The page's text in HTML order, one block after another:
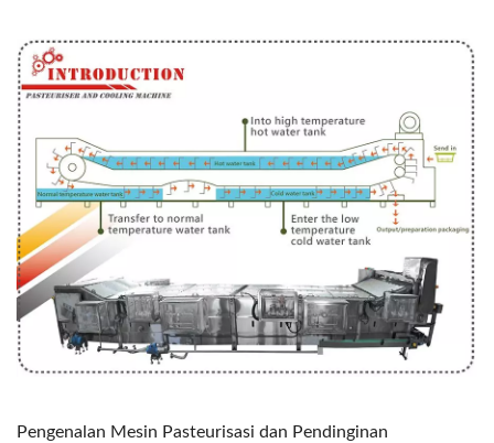
Pengenalan Mesin Pasteurisasi dan Pendinginan